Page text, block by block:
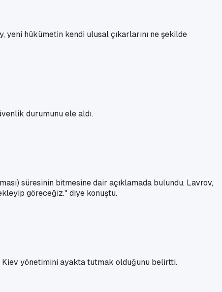
yeni hükümetin kendi ulusal çıkarlarını ne şekilde
durumunu ele aldı.
süresinin bitmesine dair açıklamada bulundu. Lavrov,
göreceğiz." diye konuştu.
Kiev yönetimini ayakta tutmak olduğunu belirtti.